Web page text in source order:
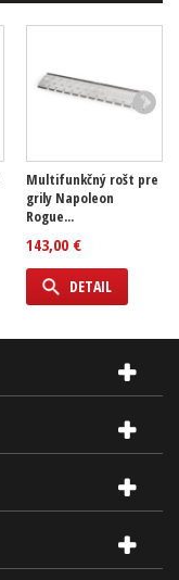
Multifunkčný rošt pre
grily Napoleon
Rogue...
143,00 €
DETAIL